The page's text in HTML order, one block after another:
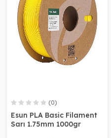
(0)
Esun PLA Basic Filament
Sarı 1.75mm 1000gr